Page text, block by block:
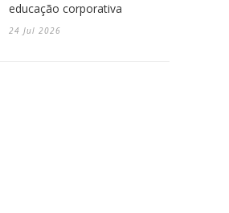
educação corporativa
24 Jul 2026